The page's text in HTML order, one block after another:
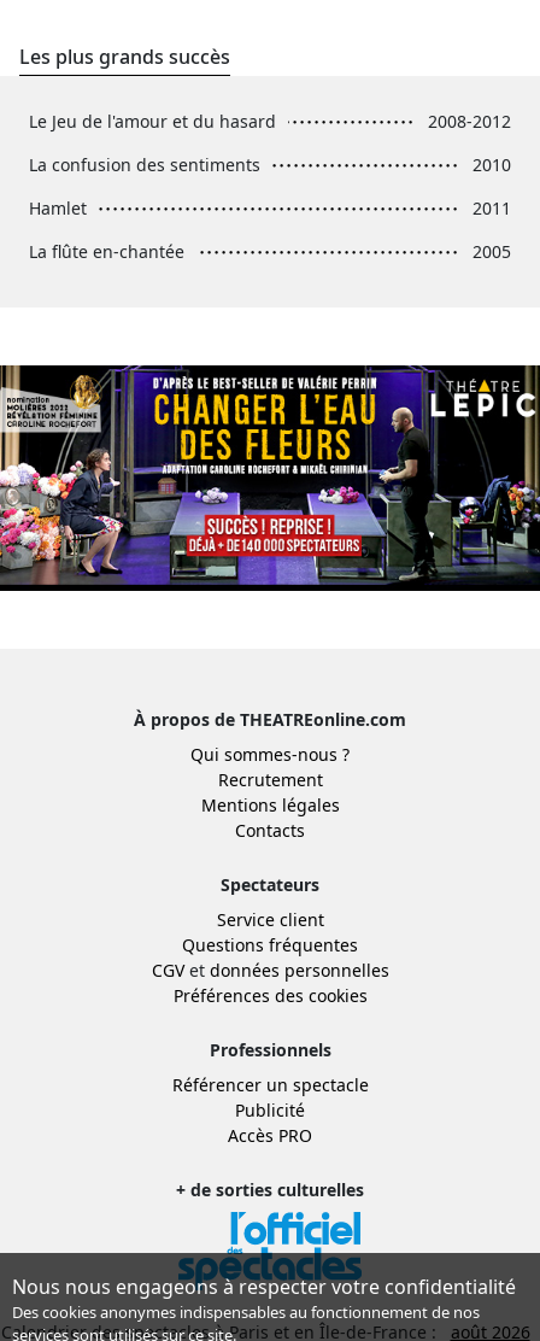
Les plus grands succès
Le Jeu de l'amour et du hasard
2008-2012
La confusion des sentiments
2010
Hamlet
2011
La flûte en-chantée
2005
À propos de THEATREonline.com
Qui sommes-nous ?
Recrutement
Mentions légales
Contacts
Spectateurs
Service client
Questions fréquentes
CGVet données personnelles
Préférences des cookies
Professionnels
Référencer un spectacle
Publicité
Accès PRO
+ de sorties culturelles
Calendrier des spectacles à Paris et en Île-de-France : août 2026
Nous nous engageons à respecter votre confidentialité
Des cookies anonymes indispensables au fonctionnement de nos
services sont utilisés sur ce site.